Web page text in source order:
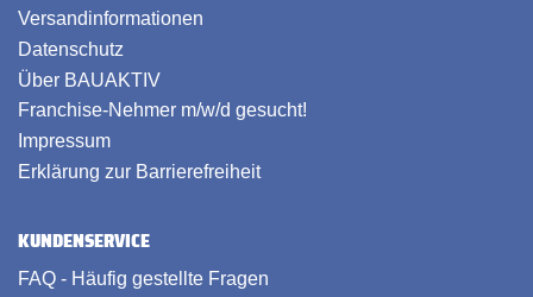
Versandinformationen
Datenschutz
Über BAUAKTIV
Franchise-Nehmer m/w/d gesucht!
Impressum
Erklärung zur Barrierefreiheit
KUNDENSERVICE
FAQ - Häufig gestellte Fragen